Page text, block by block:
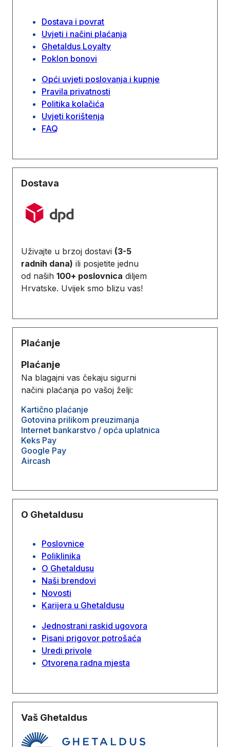
Dostava i povrat
Uvjeti i načini plaćanja
Ghetaldus Loyalty
Poklon bonovi
Opći uvjeti poslovanja i kupnje
Pravila privatnosti
Politika kolačića
Uvjeti korištenja
FAQ
Dostava
Uživajte u brzoj dostavi (3-5
radnih dana) ili posjetite jednu
od naših 100+ poslovnica diljem
Hrvatske. Uvijek smo blizu vas!
Plaćanje
Plaćanje
Na blagajni vas čekaju sigurni
načini plaćanja po vašoj želji:
Kartično plaćanje
Gotovina prilikom preuzimanja
Internet bankarstvo / opća uplatnica
Keks Pay
Google Pay
Aircash
O Ghetaldusu
Poslovnice
Poliklinika
O Ghetaldusu
Naši brendovi
Novosti
Karijera u Ghetaldusu
Jednostrani raskid ugovora
Pisani prigovor potrošaća
Uredi privole
Otvorena radna mjesta
Vaš Ghetaldus